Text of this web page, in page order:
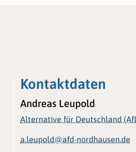
Kontaktdaten
Andreas Leupold
Alternative für Deutschland
a.leupold@afd-nordhausen.de